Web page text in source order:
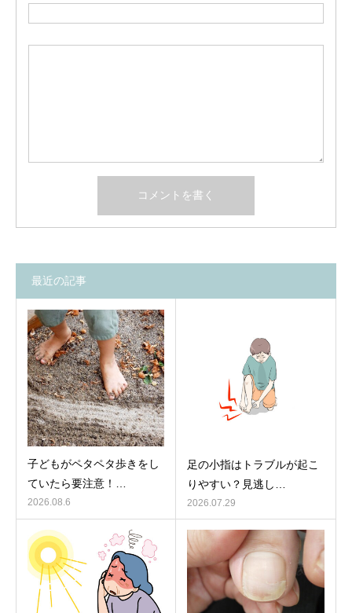
最近の記事
子どもがペタペタ歩きをし
ていたら要注意！…
2026.08.6
足の小指はトラブルが起こ
りやすい？見逃し…
2026.07.29